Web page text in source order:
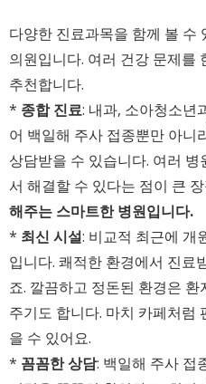
다양한 진료과목을 함께 볼 수
의원입니다. 여러 건강 문제를
추천합니다.
* 종합 진료: 내과, 소아청소년
어 백일해 주사 접종뿐만 아니
상담받을 수 있습니다. 여러
서 해결할 수 있다는 점이 큰
해주는 스마트한 병원입니다.
* 최신 시설: 비교적 최근에 개
입니다. 쾌적한 환경에서 진료
죠. 깔끔하고 정돈된 환경은
주기도 합니다. 마치 카페처럼
을 수 있어요.
* 꼼꼼한 상담: 백일해 주사 접